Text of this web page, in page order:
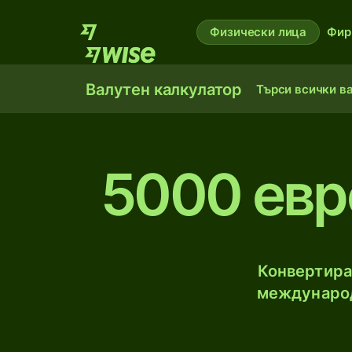
Физически лица
Валутен калкулатор Търси всички
5000